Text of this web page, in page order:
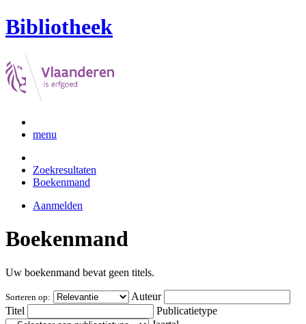
Bibliotheek
menu
Zoekresultaten
Boekenmand
Aanmelden
Boekenmand
Uw boekenmand bevat geen titels.
Sorteren op:
Auteur
Titel
Publicatietype